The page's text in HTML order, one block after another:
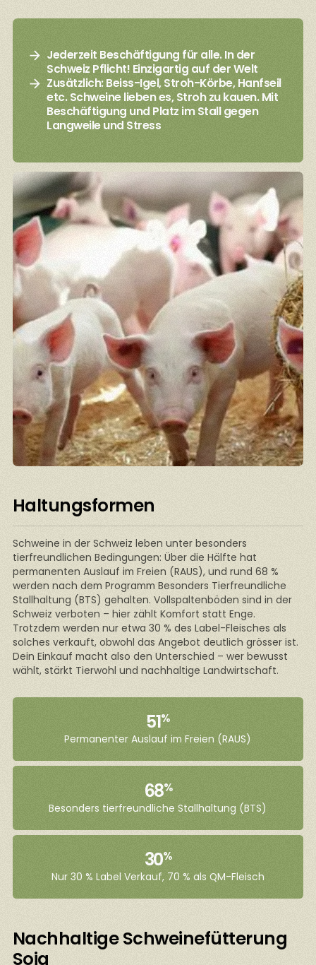
Jederzeit Beschäftigung für alle. In der
Schweiz Pflicht! Einzigartig auf der Welt
Zusätzlich: Beiss-Igel, Stroh-Körbe, Hanfseil
etc. Schweine lieben es, Stroh zu kauen. Mit
Beschäftigung und Platz im Stall gegen
Langweile und Stress
Haltungsformen
Schweine in der Schweiz leben unter besonders
tierfreundlichen Bedingungen: Über die Hälfte hat
permanenten Auslauf im Freien (RAUS), und rund 68 %
werden nach dem Programm Besonders Tierfreundliche
Stallhaltung (BTS) gehalten. Vollspaltenböden sind in der
Schweiz verboten – hier zählt Komfort statt Enge.
Trotzdem werden nur etwa 30 % des Label-Fleisches als
solches verkauft, obwohl das Angebot deutlich grösser ist.
Dein Einkauf macht also den Unterschied – wer bewusst
wählt, stärkt Tierwohl und nachhaltige Landwirtschaft.
51%
Permanenter Auslauf im Freien (RAUS)
68%
Besonders tierfreundliche Stallhaltung (BTS)
30%
Nur 30 % Label Verkauf, 70 % als QM-Fleisch
Nachhaltige Schweinefütterung
Soja